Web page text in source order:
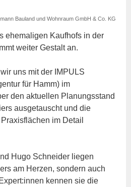
Bauland und Wohnraum GmbH & Co. KG
ehemaligen Kaufhofs in der
weiter Gestalt an.
uns mit der IMPULS
für Hamm) im
den aktuellen Planungsstand
ausgetauscht und die
im Detail
Hugo Schneider liegen
am Herzen, sondern auch
kennen sie die